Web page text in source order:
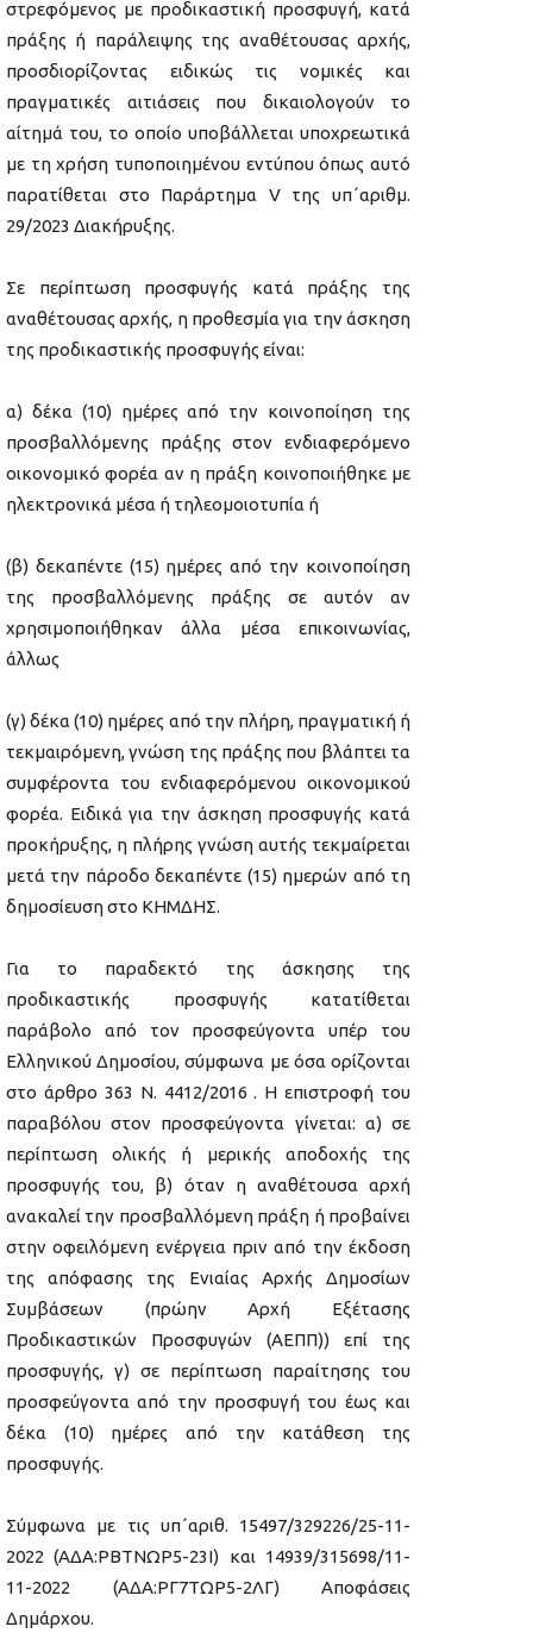
στρεφόμενος με προδικαστική προσφυγή, κατά
πράξης ή παράλειψης της αναθέτουσας αρχής,
προσδιορίζοντας ειδικώς τις νομικές και
πραγματικές αιτιάσεις που δικαιολογούν το
αίτημά του, το οποίο υποβάλλεται υποχρεωτικά
με τη χρήση τυποποιημένου εντύπου όπως αυτό
παρατίθεται στο Παράρτημα V της υπ΄αριθμ.
29/2023 Διακήρυξης.
Σε περίπτωση προσφυγής κατά πράξης της
αναθέτουσας αρχής, η προθεσμία για την άσκηση
της προδικαστικής προσφυγής είναι:
α) δέκα (10) ημέρες από την κοινοποίηση της
προσβαλλόμενης πράξης στον ενδιαφερόμενο
οικονομικό φορέα αν η πράξη κοινοποιήθηκε με
ηλεκτρονικά μέσα ή τηλεομοιοτυπία ή
(β) δεκαπέντε (15) ημέρες από την κοινοποίηση
της προσβαλλόμενης πράξης σε αυτόν αν
χρησιμοποιήθηκαν άλλα μέσα επικοινωνίας,
άλλως
(γ) δέκα (10) ημέρες από την πλήρη, πραγματική ή
τεκμαιρόμενη, γνώση της πράξης που βλάπτει τα
συμφέροντα του ενδιαφερόμενου οικονομικού
φορέα. Ειδικά για την άσκηση προσφυγής κατά
προκήρυξης, η πλήρης γνώση αυτής τεκμαίρεται
μετά την πάροδο δεκαπέντε (15) ημερών από τη
δημοσίευση στο ΚΗΜΔΗΣ.
Για το παραδεκτό της άσκησης της
προδικαστικής προσφυγής κατατίθεται
παράβολο από τον προσφεύγοντα υπέρ του
Ελληνικού Δημοσίου, σύμφωνα με όσα ορίζονται
στο άρθρο 363 Ν. 4412/2016 . Η επιστροφή του
παραβόλου στον προσφεύγοντα γίνεται: α) σε
περίπτωση ολικής ή μερικής αποδοχής της
προσφυγής του, β) όταν η αναθέτουσα αρχή
ανακαλεί την προσβαλλόμενη πράξη ή προβαίνει
στην οφειλόμενη ενέργεια πριν από την έκδοση
της απόφασης της Ενιαίας Αρχής Δημοσίων
Συμβάσεων (πρώην Αρχή Εξέτασης
Προδικαστικών Προσφυγών (ΑΕΠΠ)) επί της
προσφυγής, γ) σε περίπτωση παραίτησης του
προσφεύγοντα από την προσφυγή του έως και
δέκα (10) ημέρες από την κατάθεση της
προσφυγής.
Σύμφωνα με τις υπ΄αριθ. 15497/329226/25-11-
2022 (ΑΔΑ:ΡΒΤΝΩΡ5-23Ι) και 14939/315698/11-
11-2022 (ΑΔΑ:ΡΓ7ΤΩΡ5-2ΛΓ) Αποφάσεις
Δημάρχου.